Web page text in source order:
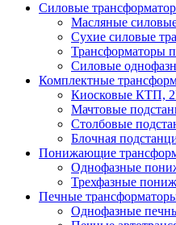
Силовые
Масляные
Сухие силовые
Трансформаторы
Силовые
Комплектные
Киосковые КТП,
Мачтовые
Столбовые
Блочная
Понижающие
Однофазные
Трехфазные
Печные
Однофазные